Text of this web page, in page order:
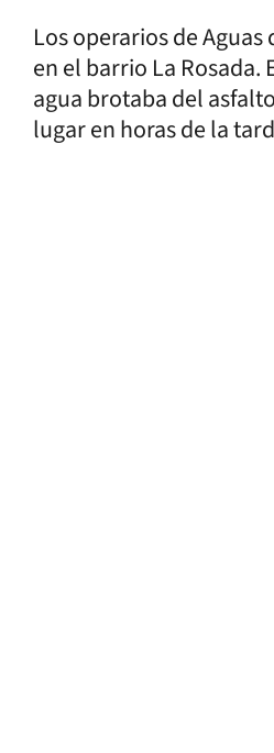
Los operarios de
en el barrio La Rosada.
agua brotaba del
lugar en horas de la